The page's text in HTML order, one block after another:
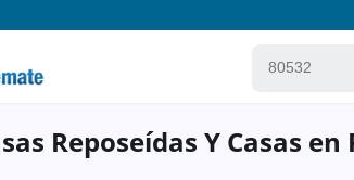
Reposeídas Y Casas